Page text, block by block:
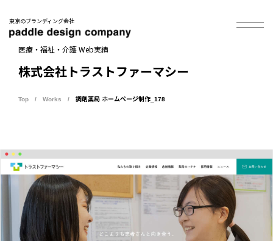
東京のブランディング会社
医療・福祉・介護 Web実績
株式会社トラストファーマシー
Top Works 調剤薬局 ホームページ制作_178